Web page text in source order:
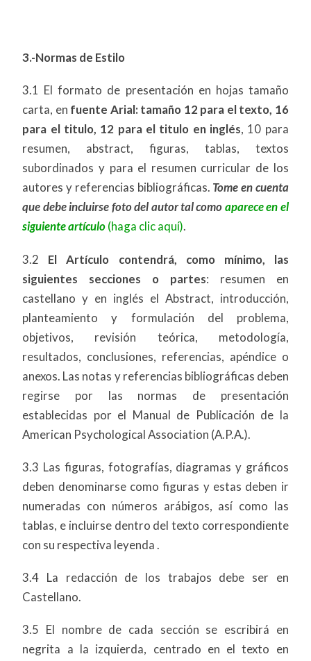
3.-Normas de Estilo
3.1 El formato de presentación en hojas tamaño
carta, en fuente Arial: tamaño 12 para el texto, 16
para el titulo, 12 para el titulo en inglés, 10 para
resumen, abstract, figuras, tablas, textos
subordinados y para el resumen curricular de los
autores y referencias bibliográficas. Tome en cuenta
que debe incluirse foto del autor tal comoaparece en el
siguiente artículo(haga clic aquí).
3.2 El Artículo contendrá, como mínimo, las
siguientes secciones o partes: resumen en
castellano y en inglés el Abstract, introducción,
planteamiento y formulación del problema,
objetivos, revisión teórica, metodología,
resultados, conclusiones, referencias, apéndice o
anexos. Las notas y referencias bibliográficas deben
regirse por las normas de presentación
establecidas por el Manual de Publicación de la
American Psychological Association (A.P.A.).
3.3 Las figuras, fotografías, diagramas y gráficos
deben denominarse como figuras y estas deben ir
numeradas con números arábigos, así como las
tablas, e incluirse dentro del texto correspondiente
con su respectiva leyenda .
3.4 La redacción de los trabajos debe ser en
Castellano.
3.5 El nombre de cada sección se escribirá en
negrita a la izquierda, centrado en el texto en